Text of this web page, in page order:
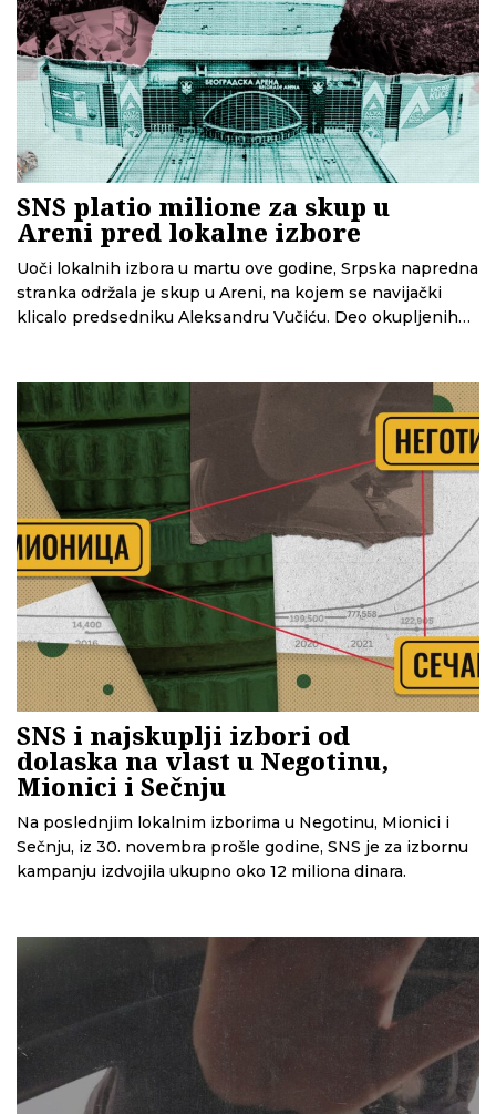
SNS platio milione za skup u
Areni pred lokalne izbore
Uoči lokalnih izbora u martu ove godine, Srpska napredna
stranka održala je skup u Areni, na kojem se navijački
klicalo predsedniku Aleksandru Vučiću. Deo okupljenih
skup do sada zvanično prijavio oko 6,5 miliona dinara
troškova – i to samo za četiri od deset mesta, zbog čega
bi konačni iznos mogao biti i veći.
SNS i najskuplji izbori od
dolaska na vlast u Negotinu,
Mionici i Sečnju
Na poslednjim lokalnim izborima u Negotinu, Mionici i
Sečnju, iz 30. novembra prošle godine, SNS je za izbornu
kampanju izdvojila ukupno oko 12 miliona dinara.